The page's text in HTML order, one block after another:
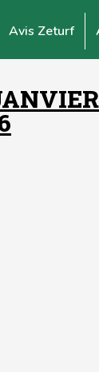
Avis Zeturf